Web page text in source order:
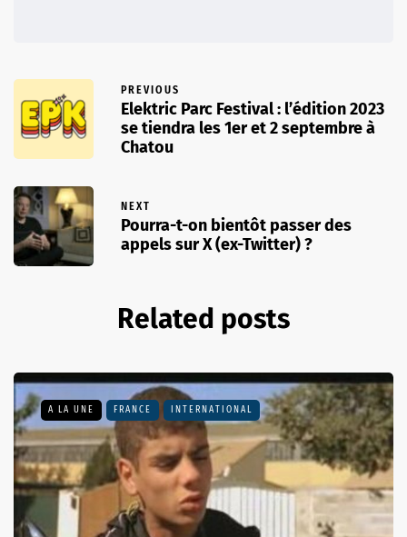
PREVIOUS
Elektric Parc Festival : l’édition 2023
se tiendra les 1er et 2 septembre à
Chatou
NEXT
Pourra-t-on bientôt passer des
appels sur X (ex-Twitter) ?
Related posts
A LA UNE FRANCE INTERNATIONAL